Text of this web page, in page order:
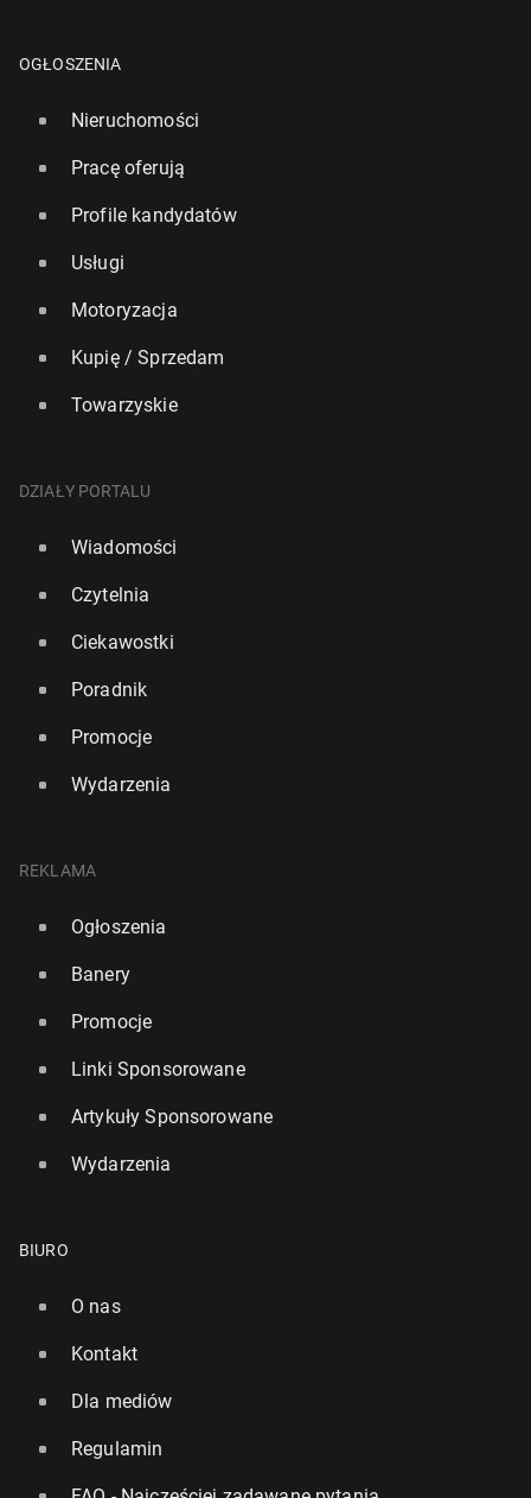
OGŁOSZENIA
Nieruchomości
Pracę oferują
Profile kandydatów
Usługi
Motoryzacja
Kupię / Sprzedam
Towarzyskie
DZIAŁY PORTALU
Wiadomości
Czytelnia
Ciekawostki
Poradnik
Promocje
Wydarzenia
REKLAMA
Ogłoszenia
Banery
Promocje
Linki Sponsorowane
Artykuły Sponsorowane
Wydarzenia
BIURO
O nas
Kontakt
Dla mediów
Regulamin